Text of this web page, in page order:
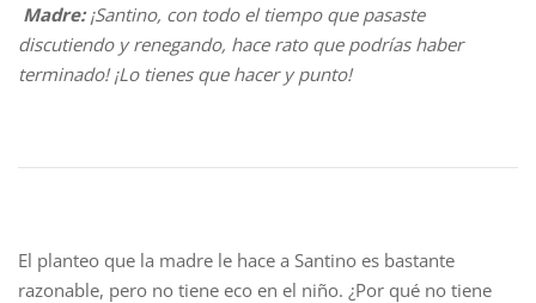
Madre:¡Santino, con todo el tiempo que pasaste
discutiendo y renegando, hace rato que podrías haber
terminado! ¡Lo tienes que hacer y punto!
El planteo que la madre le hace a Santino es bastante
razonable, pero no tiene eco en el niño. ¿Por qué no tiene